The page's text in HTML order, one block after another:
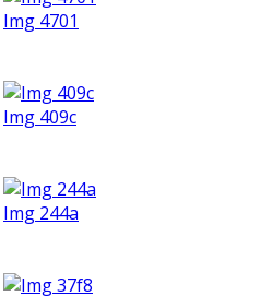
Img 4701
Img 409c
Img 244a